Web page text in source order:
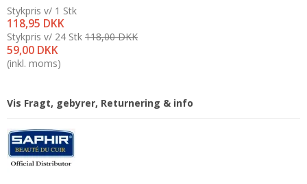
Stykpris v/ 1 Stk
118,95 DKK
Stykpris v/ 24 Stk
59,00 DKK
118,00 DKK
(inkl. moms)
Vis Fragt, gebyrer, Returnering & info